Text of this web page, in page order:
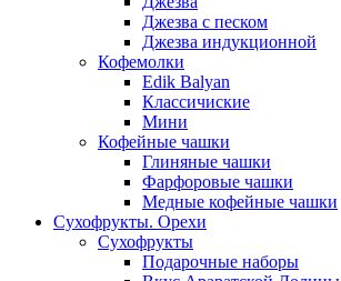
Джезва с песком
Джезва индукционной
Кофемолки
Edik Balyan
Классичиские
Мини
Кофейные чашки
Глиняные чашки
Фарфоровые чашки
Медные кофейные чашки
Сухофрукты. Орехи
Сухофрукты
Подарочные наборы